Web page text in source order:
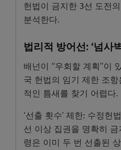
헌법이 금지한 3선 도전
분석한다.
법리적 방어선: ‘넘사
배넌이 “우회할 계획”이
국 헌법의 임기 제한 조
적인 틈새를 찾기 어렵다.
‘선출 횟수’ 제한: 수정헌
선 이상 집권을 명확히
령은 이미 두 번 선출된